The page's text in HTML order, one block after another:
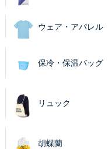
ウェア・アパレル
保冷・保温バッグ
リュック
胡蝶蘭